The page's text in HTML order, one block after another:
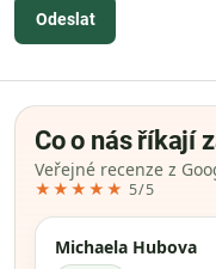
Odeslat
Co o nás říkají
Veřejné recenze z
★★★★★ 5/5
Michaela Hubova